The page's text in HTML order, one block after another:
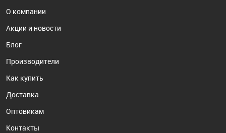
О компании
Акции и новости
Блог
Производители
Как купить
Доставка
Оптовикам
Контакты